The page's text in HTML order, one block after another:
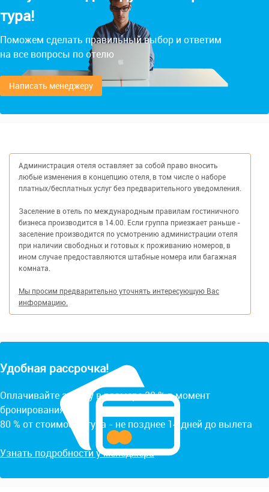
тура!
Поможем сделать правильный выбор и ответим
на все вопросы по отелю
Написать менеджеру
Администрация отеля оставляет за собой право вносить
любые изменения в концепцию отеля, в том числе о наборе
платных/бесплатных услуг без предварительного уведомления.
Заселение в отель по международным правилам гостиничного
бизнеса производится в 14.00. Если группа приезжает раньше -
заселение производится по усмотрению администрации отеля
при наличии свободных и готовых к проживанию номеров, в
ином случае предоставляются штабные номера или багажная
комната.
Мы просим предварительно уточнять интересующую Вас
информацию.
Удобная рассрочка!
Оплачивайте заявку в размере 20 % в момент
бронирования.
80 % от стоимости тура - не позднее 14 дней до вылета
Узнать подробности у менеджера